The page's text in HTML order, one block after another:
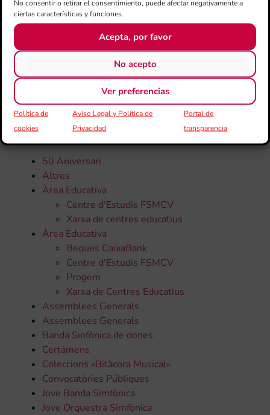
No consentir o retirar el consentimiento, puede afectar negativamente a
ciertas características y funciones.
Acepta, por favor
No acepto
Ver preferencias
Política de
cookies
Aviso Legal y Política de
Privacidad
Portal de
transparencia
CATEGORÍAS
50 Aniversari
Altres
Àrea Educativa
Centre d'Estudis FSMCV
Xarxa de centres educatius
Àrea Educativa
Beques CaixaBank
Centre d'Estudis FSMCV
Progem
Xarxa de Centres Educatius
Assemblees Generals
Assemblees Generals
Banda Sinfònica de dones
Certàmens
Coleccions «Bitàcora Musical»
Convocatòries Públiques
Jove Banda Simfònica
Jove Orquestra Simfònica